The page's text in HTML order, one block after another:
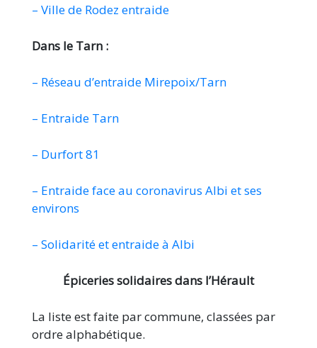
– Ville de Rodez entraide
Dans le Tarn :
– Réseau d’entraide Mirepoix/Tarn
– Entraide Tarn
– Durfort 81
– Entraide face au coronavirus Albi et ses
environs
– Solidarité et entraide à Albi
Épiceries solidaires dans l’Hérault
La liste est faite par commune, classées par
ordre alphabétique.